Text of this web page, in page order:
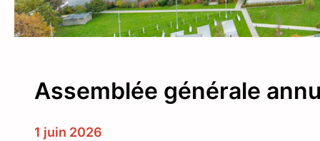
Assemblée générale
1 juin 2026